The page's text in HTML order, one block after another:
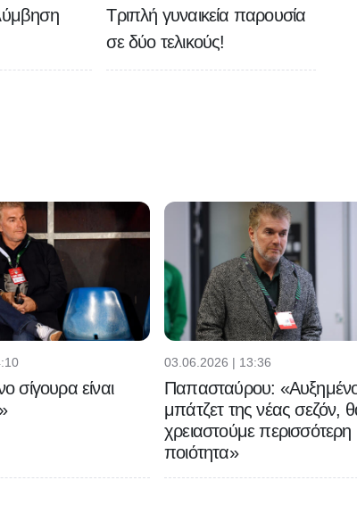
Τριπλή γυναικεία παρουσία
σε δύο τελικούς!
σίγουρα είναι
03.06.2026 | 13:36
Παπασταύρου:
μπάτζετ της νέας σεζόν,
χρειαστούμε περισσότερη
ποιότητα»